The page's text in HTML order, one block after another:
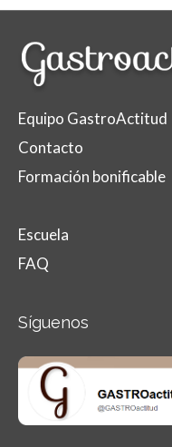
Equipo GastroActitud
Contacto
Formación bonificable
Escuela
FAQ
Síguenos